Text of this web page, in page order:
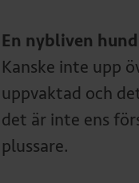
En nybliven
Kanske inte upp
uppvaktad och
det är inte ens
plussare.